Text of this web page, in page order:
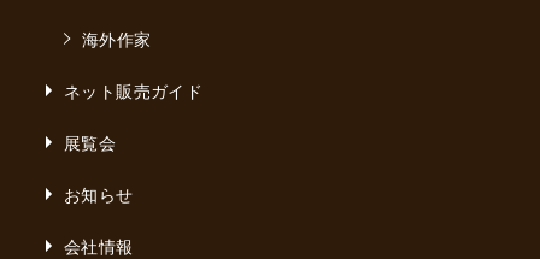
海外作家
ネット販売ガイド
展覧会
お知らせ
会社情報